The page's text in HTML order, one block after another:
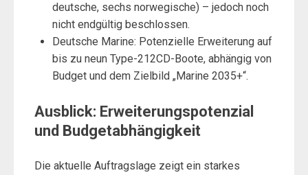
deutsche, sechs norwegische) – jedoch noch
nicht endgültig beschlossen.
Deutsche Marine: Potenzielle Erweiterung auf
bis zu neun Type-212CD-Boote, abhängig von
Budget und dem Zielbild „Marine 2035+“.
Ausblick: Erweiterungspotenzial
und Budgetabhängigkeit
Die aktuelle Auftragslage zeigt ein starkes